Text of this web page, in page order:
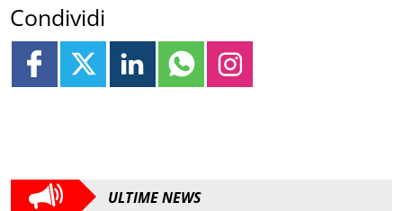
Condividi
ULTIME NEWS